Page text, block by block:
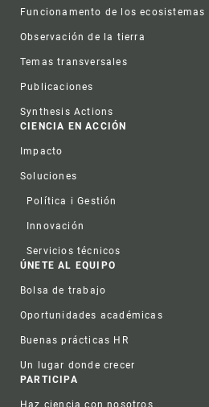
Funcionamento de los ecosistemas
Observación de la tierra
Temas transversales
Publicaciones
Synthesis Actions
CIENCIA EN ACCIÓN
Impacto
Soluciones
Política i Gestión
Innovación
Servicios técnicos
ÚNETE AL EQUIPO
Bolsa de trabajo
Oportunidades académicas
Buenas prácticas HR
Un lugar donde crecer
PARTICIPA